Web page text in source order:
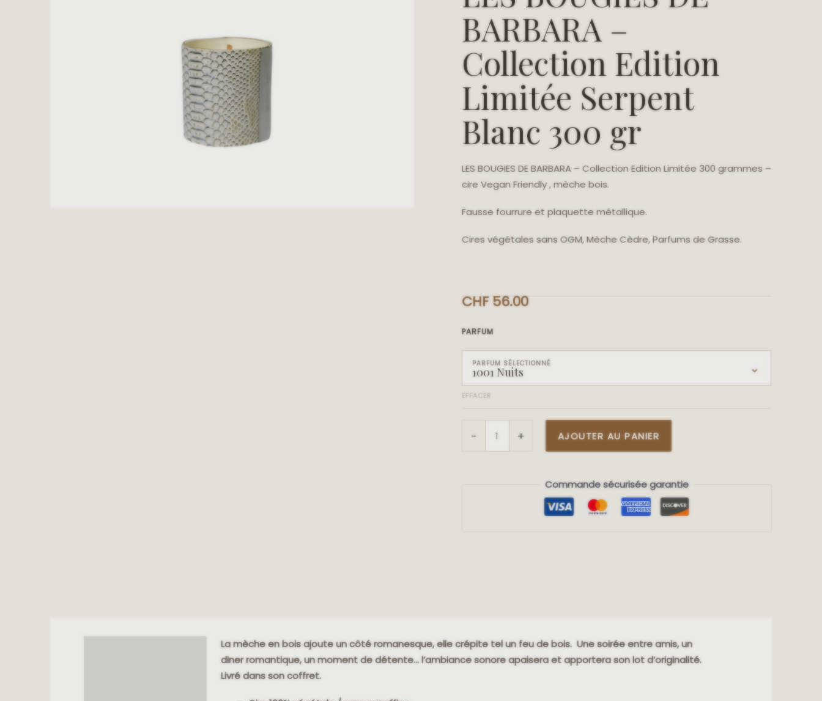
BARBARA –
Collection Edition
Limitée Serpent
Blanc 300 gr
LES BOUGIES DE BARBARA – Collection Edition Limitée 300 grammes –
cire Vegan Friendly , mèche bois.
Fausse fourrure et plaquette métallique.
Cires végétales sans OGM, Mèche Cèdre, Parfums de Grasse.
CHF56.00
PARFUM
PARFUM SÉLECTIONNÉ
1001 Nuits
EFFACER
-
DE
BARBARA
Collection
Edition
Limitée
Serpent
Blanc
300
+ AJOUTER AU PANIER
Commande sécurisée garantie
La mèche en bois ajoute un côté romanesque, elle crépite tel un feu de bois. Une soirée entre amis, un
diner romantique, un moment de détente… l’ambiance sonore apaisera et apportera son lot d’originalité.
Livré dans son coffret.